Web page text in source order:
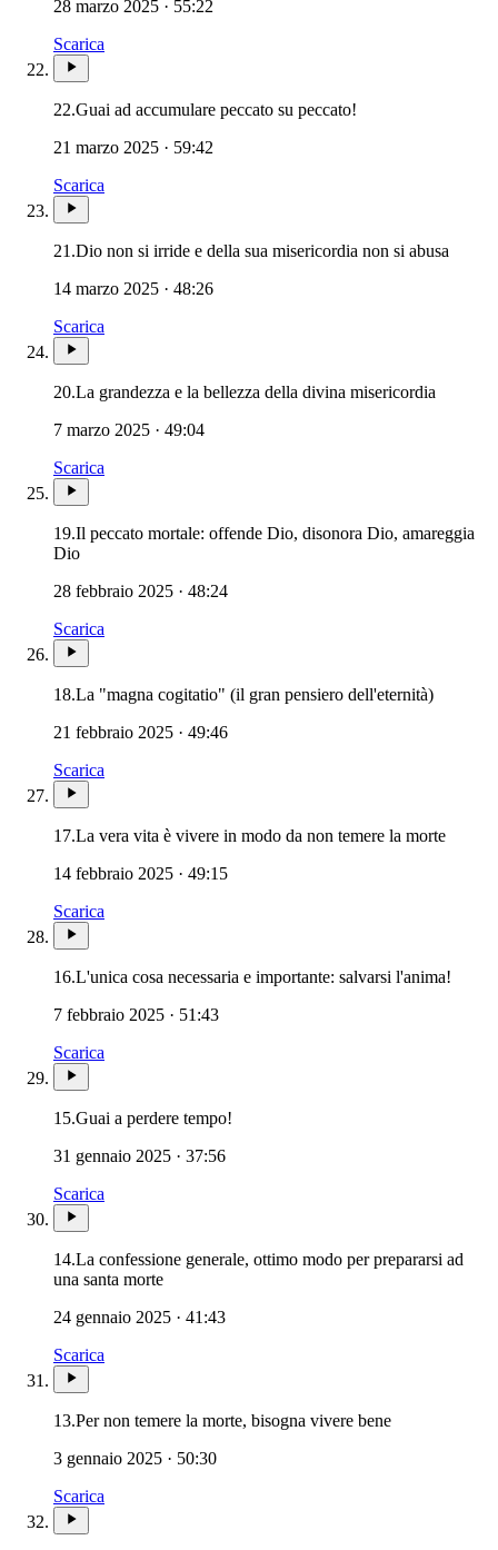
28 marzo 2025 · 55:22
Scarica
22.Guai ad accumulare peccato su peccato!
21 marzo 2025 · 59:42
Scarica
21.Dio non si irride e della sua misericordia non si abusa
14 marzo 2025 · 48:26
Scarica
20.La grandezza e la bellezza della divina misericordia
7 marzo 2025 · 49:04
Scarica
19.Il peccato mortale: offende Dio, disonora Dio, amareggia
Dio
28 febbraio 2025 · 48:24
Scarica
18.La "magna cogitatio" (il gran pensiero dell'eternità)
21 febbraio 2025 · 49:46
Scarica
17.La vera vita è vivere in modo da non temere la morte
14 febbraio 2025 · 49:15
Scarica
16.L'unica cosa necessaria e importante: salvarsi l'anima!
7 febbraio 2025 · 51:43
Scarica
15.Guai a perdere tempo!
31 gennaio 2025 · 37:56
Scarica
14.La confessione generale, ottimo modo per prepararsi ad
una santa mortePenitenza · Sacramento della Penitenza ·
24 gennaio 2025 · 41:43
Scarica
13.Per non temere la morte, bisogna vivere beneNovissimi ·
3 gennaio 2025 · 50:30
Scarica